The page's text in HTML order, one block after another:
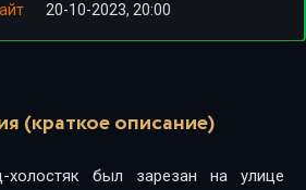
20-10-2023, 20:00
(краткое описание)
холостяк был зарезан на улице